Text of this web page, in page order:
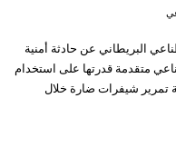
البريطاني عن حادثة أمنية
متقدمة قدرتها على استخدام
تمرير شيفرات ضارة خلال